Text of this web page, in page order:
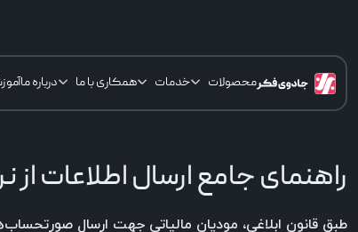
محصولات خدمات همکاری با ما درباره ما
راهنمای جامع ارسال اطلاعات از